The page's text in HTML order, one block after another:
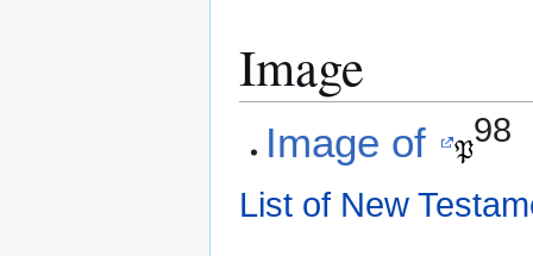
Image
Image of
98
List of New